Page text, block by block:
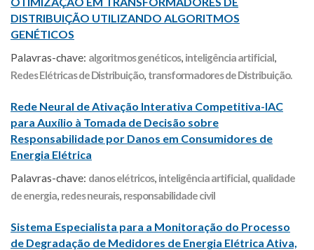
DISTRIBUIÇÃO UTILIZANDO ALGORITMOS
GENÉTICOS
Palavras-chave: algoritmos genéticos, inteligência artificial,
Redes Elétricas de Distribuição, transformadores de Distribuição.
Rede Neural de Ativação Interativa Competitiva-IAC
para Auxílio à Tomada de Decisão sobre
Responsabilidade por Danos em Consumidores de
Energia Elétrica
Palavras-chave: danos elétricos, inteligência artificial, qualidade
de energia, redes neurais, responsabilidade civil
Sistema Especialista para a Monitoração do Processo
de Degradação de Medidores de Energia Elétrica Ativa,